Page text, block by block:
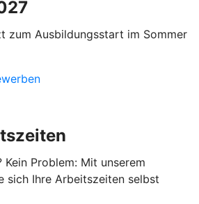
zum Ausbildungsstart im Sommer
Problem: Mit unserem
sich Ihre Arbeitszeiten selbst